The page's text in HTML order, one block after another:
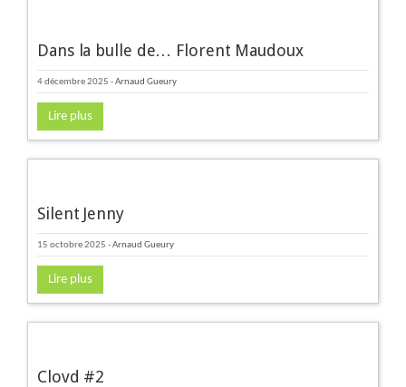
Dans la bulle de… Florent Maudoux
4 décembre 2025 -Arnaud Gueury
Lire plus
Silent Jenny
15 octobre 2025 -Arnaud Gueury
Lire plus
Clovd #2